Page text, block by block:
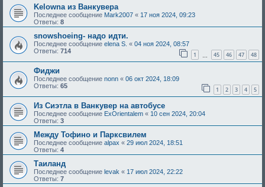
Kelowna из Ванкувера
Последнее сообщение Mark2007 « 17 ноя 2024, 09:23
Ответы: 8
snowshoeing- надо идти.
Последнее сообщение elena S. « 04 ноя 2024, 08:57
Ответы: 714 1 45 46 47 48
Фиджи
Последнее сообщение nonn « 06 окт 2024, 18:09
Ответы: 65 1 2 3 4 5
Из Сиэтла в Ванкувер на автобусе
Последнее сообщение ExOrientalem « 10 сен 2024, 20:04
Ответы: 3
Между Тофино и Парксвилем
Последнее сообщение alpax « 29 июл 2024, 18:51
Ответы: 4
Таиланд
Последнее сообщение levak « 17 июл 2024, 22:22
Ответы: 7